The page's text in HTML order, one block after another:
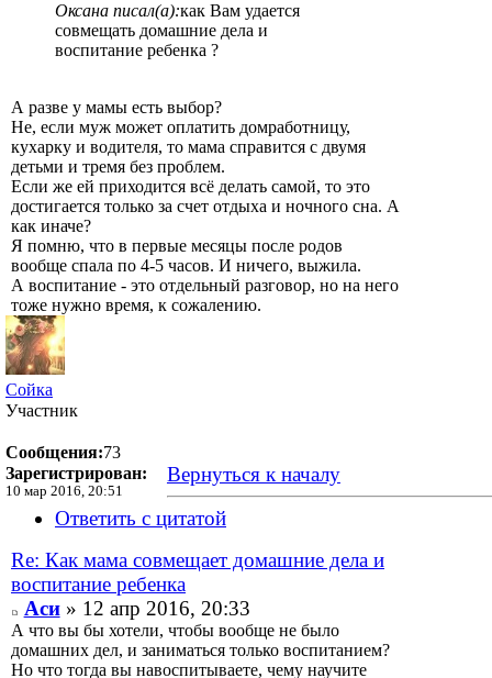
Оксана писал(а):как Вам удается
совмещать домашние дела и
воспитание ребенка ?
А разве у мамы есть выбор?
Не, если муж может оплатить домработницу,
кухарку и водителя, то мама справится с двумя
детьми и тремя без проблем.
Если же ей приходится всё делать самой, то это
достигается только за счет отдыха и ночного сна. А
как иначе?
Я помню, что в первые месяцы после родов
вообще спала по 4-5 часов. И ничего, выжила.
А воспитание - это отдельный разговор, но на него
тоже нужно время, к сожалению.
Сойка
Участник
Сообщения:73
Зарегистрирован:
10 мар 2016, 20:51
Вернуться к началу
Ответить с цитатой
Re: Как мама совмещает домашние дела и
воспитание ребенка
Аси» 12 апр 2016, 20:33
А что вы бы хотели, чтобы вообще не было
домашних дел, и заниматься только воспитанием?
Но что тогда вы навоспитываете, чему научите